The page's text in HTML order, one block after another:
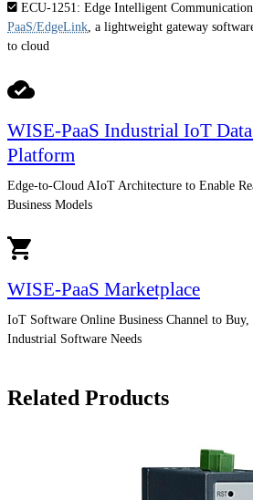
ECU-1251: Edge Intelligent
PaaS/EdgeLink, a lightweight gateway
to cloud
WISE-PaaS Industrial IoT
Platform
Edge-to-Cloud AIoT Architecture to Enable
Business Models
WISE-PaaS Marketplace
IoT Software Online Business Channel to
Industrial Software Needs
Related Products